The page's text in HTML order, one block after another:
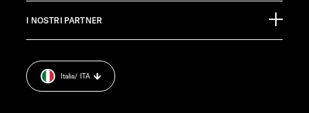
SERVIZIO CLIENTI
service@service.sunlight.de
LUN-MART 7:30-12:00 E 13:00-16:00
VEN 07:30-12:00
Impronta.
Cookie Consent
Informazioni sul peso.
I NOSTRI PARTNER
Italia/ ITA